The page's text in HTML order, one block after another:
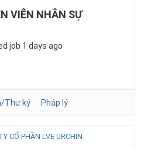
VIÊN NHÂN SỰ
job 1 days ago
Thư ký Pháp lý
CỔ PHẦN LVE URCHIN